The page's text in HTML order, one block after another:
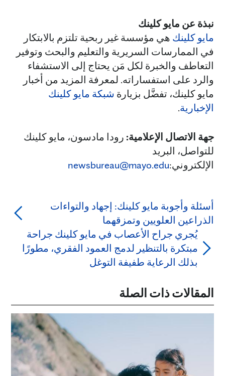
نبذة عن مايو كلينك
مايو كلينك هي مؤسسة غير ربحية تلتزم بالابتكار
في الممارسات السريرية والتعليم والبحث وتوفير
التعاطف والخبرة لكل مَن يحتاج إلى الاستشفاء
والرد على استفساراته. لمعرفة المزيد من أخبار
مايو كلينك، تفضَّل بزيارة شبكة مايو كلينك
الإخبارية.
جهة الاتصال الإعلامية: رودا مادسون، مايو كلينك
للتواصل، البريد
الإلكتروني:newsbureau@mayo.edu
أسئلة وأجوبة مايو كلينك: إجهاد والتواءات
الذراعين العلويين وتمزقهما
يُجري جراح الأعصاب في مايو كلينك جراحة
مبتكرة بالتنظير لدمج العمود الفقري، مطورًا
بذلك الرعاية طفيفة التوغل
المقالات ذات الصلة